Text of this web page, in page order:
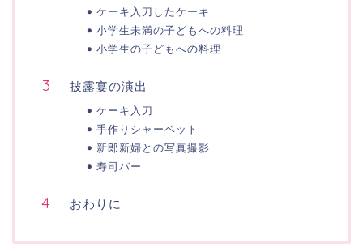
ケーキ入刀したケーキ
小学生未満の子どもへの料理
小学生の子どもへの料理
披露宴の演出
ケーキ入刀
手作りシャーベット
新郎新婦との写真撮影
寿司バー
おわりに